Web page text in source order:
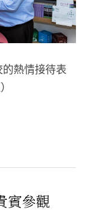
熱情接待表
賓參觀